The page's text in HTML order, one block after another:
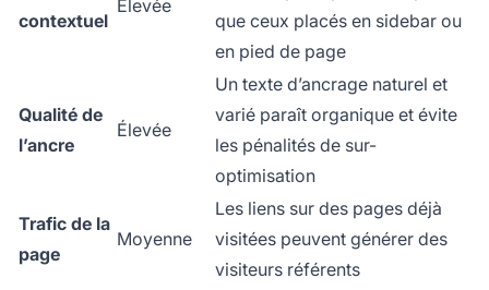
contextuel
Élevée
que ceux placés en sidebar ou
en pied de page
Qualité de
l’ancre
Élevée
Un texte d’ancrage naturel et
varié paraît organique et évite
les pénalités de sur-
optimisation
Trafic de la
page
Moyenne
Les liens sur des pages déjà
visitées peuvent générer des
visiteurs référents